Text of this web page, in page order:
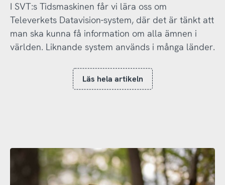
I SVT:s Tidsmaskinen får vi lära oss om
Televerkets Datavision-system, där det är tänkt att
man ska kunna få information om alla ämnen i
världen. Liknande system används i många länder.
Läs hela artikeln